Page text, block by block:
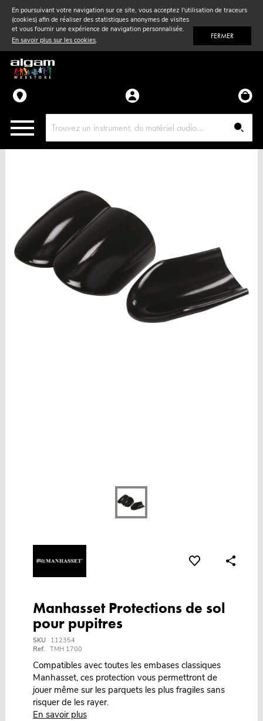
En poursuivant votre navigation sur ce site, vous acceptez l'utilisation de traceurs
(cookies) afin de réaliser des statistiques anonymes de visites
et vous fournir une expérience de navigation personnalisée.
En savoir plus sur les cookies. FERMER
Vent& Violon
Accessoires
Pièces détachées
Manhasset Protections de sol
pour pupitres
SKU
112354
Ref. TMH 1700
Compatibles avec toutes les embases classiques
Manhasset, ces protection vous permettront de
jouer même sur les parquets les plus fragiles sans
risquer de les rayer.
En savoir plus